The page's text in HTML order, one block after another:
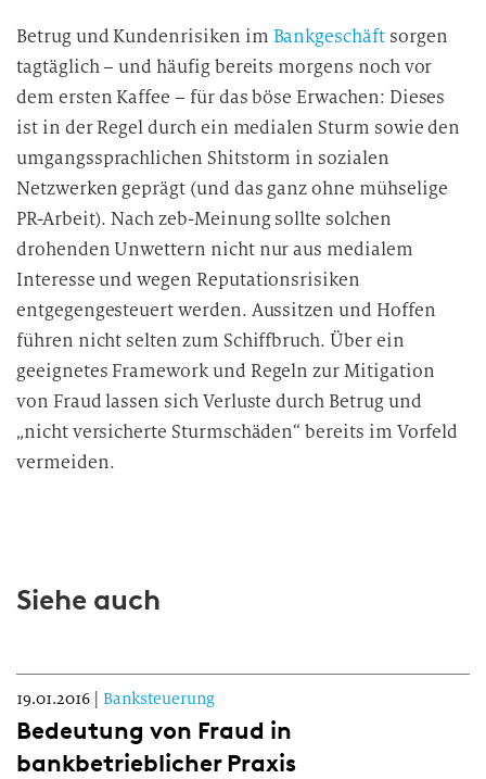
Betrug und Kundenrisiken im Bankgeschäftsorgen
tagtäglich – und häufig bereits morgens noch vor
dem ersten Kaffee – für das böse Erwachen: Dieses
ist in der Regel durch ein medialen Sturm sowie den
umgangssprachlichen Shitstorm in sozialen
Netzwerken geprägt (und das ganz ohne mühselige
PR-Arbeit). Nach zeb-Meinung sollte solchen
drohenden Unwettern nicht nur aus medialem
Interesse und wegen Reputationsrisiken
entgegengesteuert werden. Aussitzen und Hoffen
führen nicht selten zum Schiffbruch. Über ein
geeignetes Framework und Regeln zur Mitigation
von Fraud lassen sich Verluste durch Betrug und
„nicht versicherte Sturmschäden“ bereits im Vorfeld
vermeiden.
Siehe auch
19.01.2016 Banksteuerung
Bedeutung von Fraud in
bankbetrieblicher Praxis